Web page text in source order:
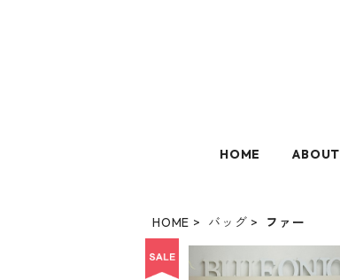
HOME ABOUT
HOME バッグ ファー